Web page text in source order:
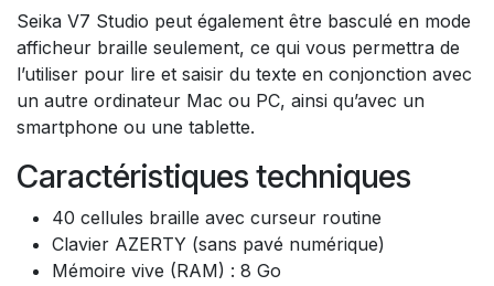
Seika V7 Studio peut également être basculé en mode
afficheur braille seulement, ce qui vous permettra de
l’utiliser pour lire et saisir du texte en conjonction avec
un autre ordinateur Mac ou PC, ainsi qu’avec un
smartphone ou une tablette.
Caractéristiques techniques
40 cellules braille avec curseur routine
Clavier AZERTY (sans pavé numérique)
Mémoire vive (RAM) : 8 Go